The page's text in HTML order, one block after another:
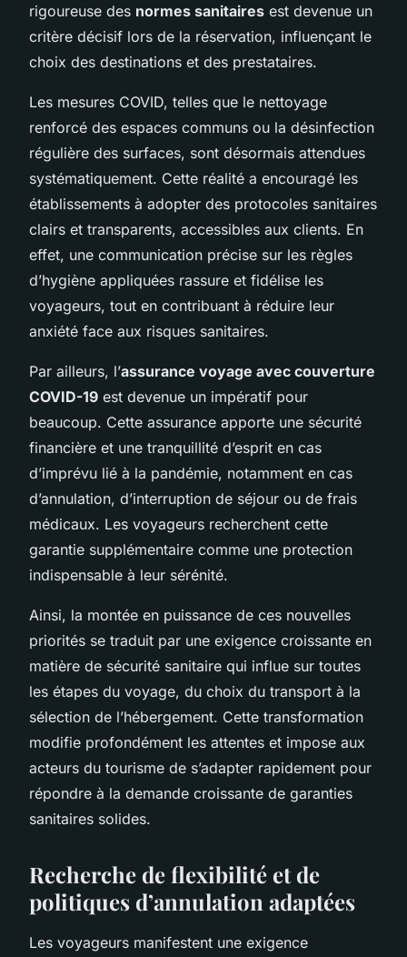
rigoureuse des normes sanitaires est devenue un
critère décisif lors de la réservation, influençant le
choix des destinations et des prestataires.
Les mesures COVID, telles que le nettoyage
renforcé des espaces communs ou la désinfection
régulière des surfaces, sont désormais attendues
systématiquement. Cette réalité a encouragé les
établissements à adopter des protocoles sanitaires
clairs et transparents, accessibles aux clients. En
effet, une communication précise sur les règles
d’hygiène appliquées rassure et fidélise les
voyageurs, tout en contribuant à réduire leur
anxiété face aux risques sanitaires.
Par ailleurs, l’assurance voyage avec couverture
COVID-19 est devenue un impératif pour
beaucoup. Cette assurance apporte une sécurité
financière et une tranquillité d’esprit en cas
d’imprévu lié à la pandémie, notamment en cas
d’annulation, d’interruption de séjour ou de frais
médicaux. Les voyageurs recherchent cette
garantie supplémentaire comme une protection
indispensable à leur sérénité.
Ainsi, la montée en puissance de ces nouvelles
priorités se traduit par une exigence croissante en
matière de sécurité sanitaire qui influe sur toutes
les étapes du voyage, du choix du transport à la
sélection de l’hébergement. Cette transformation
modifie profondément les attentes et impose aux
acteurs du tourisme de s’adapter rapidement pour
répondre à la demande croissante de garanties
sanitaires solides.
Recherche de flexibilité et de
politiques d’annulation adaptées
Les voyageurs manifestent une exigence